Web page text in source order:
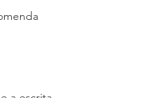
NaN de 5 estrelas.